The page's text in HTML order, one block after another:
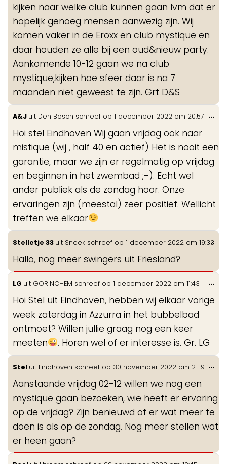
kijken naar welke club kunnen gaan Ivm dat er
hopelijk genoeg mensen aanwezig zijn. Wij
komen vaker in de Eroxx en club mystique en
daar houden ze alle bij een oud&nieuw party.
Aankomende 10-12 gaan we na club
mystique,kijken hoe sfeer daar is na 7
maanden niet geweest te zijn. Grt D&S
A&J uit Den Bosch schreef op 1 december 2022 om 20:57
Hoi stel Eindhoven Wij gaan vrijdag ook naar
mistique (wij , half 40 en actief) Het is nooit een
garantie, maar we zijn er regelmatig op vrijdag
en beginnen in het zwembad ;-). Echt wel
ander publiek als de zondag hoor. Onze
ervaringen zijn (meestal) zeer positief. Wellicht
treffen we elkaar
...
Stelletje 33 uit Sneek schreef op 1 december 2022 om 19:33
Hallo, nog meer swingers uit Friesland?
...
LG uit GORINCHEM schreef op 1 december 2022 om 11:43
Hoi Stel uit Eindhoven, hebben wij elkaar vorige
week zaterdag in Azzurra in het bubbelbad
ontmoet? Willen jullie graag nog een keer
meeten
. Horen wel of er interesse is. Gr. LG
...
Stel uit Eindhoven schreef op 30 november 2022 om 21:19
Aanstaande vrijdag 02-12 willen we nog een
mystique gaan bezoeken, wie heeft er ervaring
op de vrijdag? Zijn benieuwd of er wat meer te
doen is als op de zondag. Nog meer stellen wat
er heen gaan?
...